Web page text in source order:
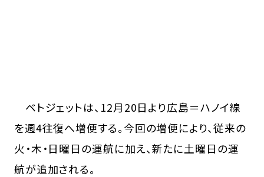
ベトジェットは、12月20日より広島＝ハノイ線
を週4往復へ増便する。今回の増便により、従来の
火・木・日曜日の運航に加え、新たに土曜日の運
航が追加される。